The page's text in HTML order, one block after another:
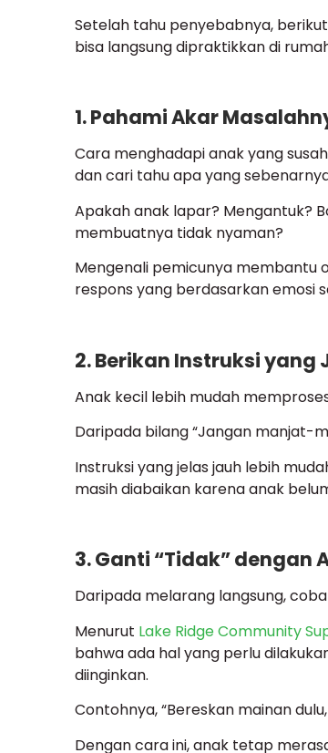
Setelah tahu penyebabnya,
bisa langsung dipraktikkan di
1. Pahami Akar
Cara menghadapi anak yang
dan cari tahu apa yang
Apakah anak lapar? Mengantuk?
membuatnya tidak nyaman?
Mengenali pemicunya membantu
respons yang berdasarkan emosi
2. Berikan Instruksi yang
Anak kecil lebih mudah
Daripada bilang “Jangan manjat-
Instruksi yang jelas jauh lebih
masih diabaikan karena anak
3. Ganti “Tidak” dengan
Daripada melarang langsung,
Menurut Lake Ridge Community
bahwa ada hal yang perlu
diinginkan.
Contohnya, “Bereskan mainan
Dengan cara ini, anak tetap